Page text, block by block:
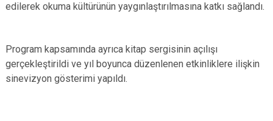
edilerek okuma kültürünün yaygınlaştırılmasına katkı sağlandı.
Program kapsamında ayrıca kitap sergisinin açılışı
gerçekleştirildi ve yıl boyunca düzenlenen etkinliklere ilişkin
sinevizyon gösterimi yapıldı.